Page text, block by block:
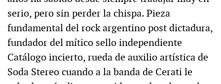
serio, pero sin perder la chispa. Pieza
fundamental del rock argentino post dictadura,
fundador del mítico sello independiente
Catálogo incierto, rueda de auxilio artística de
Soda Stereo cuando a la banda de Cerati le